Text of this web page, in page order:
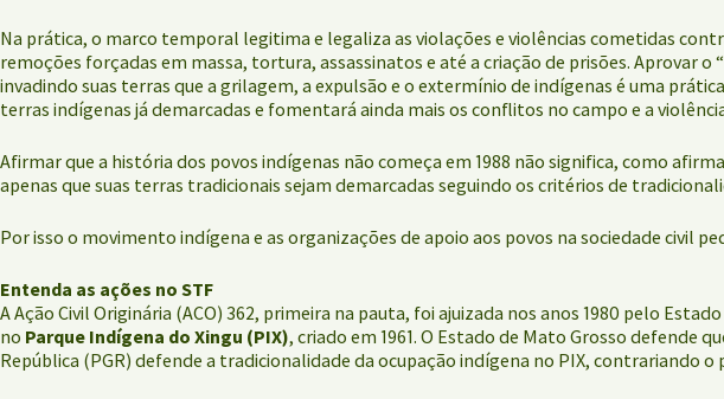
Na prática, o marco temporal legitima e legaliza as violações e violências cometidas
remoções forçadas em massa, tortura, assassinatos e até a criação de prisões. Aprovar
invadindo suas terras que a grilagem, a expulsão e o extermínio de indígenas é uma
terras indígenas já demarcadas e fomentará ainda mais os conflitos no campo e a
Afirmar que a história dos povos indígenas não começa em 1988 não significa, como
apenas que suas terras tradicionais sejam demarcadas seguindo os critérios de
Por isso o movimento indígena e as organizações de apoio aos povos na sociedade civil
Entenda as ações no STF
A Ação Civil Originária (ACO) 362, primeira na pauta, foi ajuizada nos anos 1980 pelo
no Parque Indígena do Xingu (PIX), criado em 1961. O Estado de Mato Grosso defende
República (PGR) defende a tradicionalidade da ocupação indígena no PIX, contrariando o